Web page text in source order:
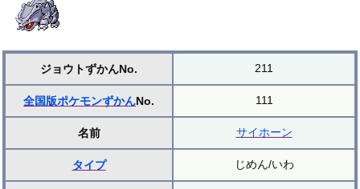
ジョウトずかんNo. 211
全国版ポケモンずかんNo. 111
名前 サイホーン
タイプ じめん/いわ